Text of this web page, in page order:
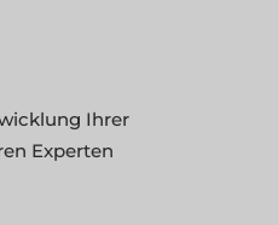
Ihrer
Experten